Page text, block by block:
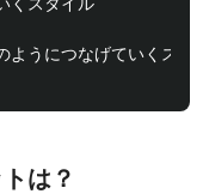
うにつなげていくスタ
は？